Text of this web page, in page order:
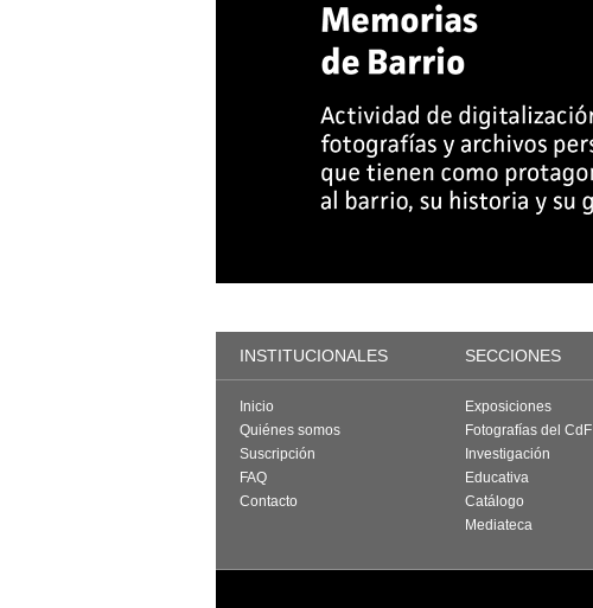
INSTITUCIONALES SECCIONES
Inicio
Quiénes somos
Suscripción
FAQ
Contacto
Exposiciones
Fotografías del CdF
Investigación
Educativa
Catálogo
Mediateca